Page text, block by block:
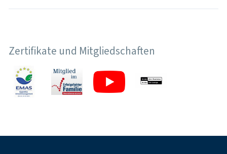
Zertifikate und Mitgliedschaften